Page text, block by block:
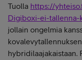
Tuolla https://
Digiboxi-ei-tallenna-
jollain ongelmia
hybridilaajakaistaan.